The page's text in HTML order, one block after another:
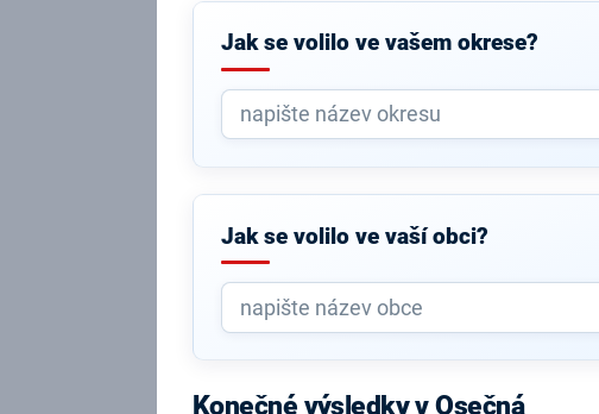
Jak se volilo ve vašem okrese?
Jak se volilo ve vaší obci?
Konečné výsledky v Osečná